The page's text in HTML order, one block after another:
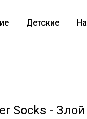
Детские
Socks -